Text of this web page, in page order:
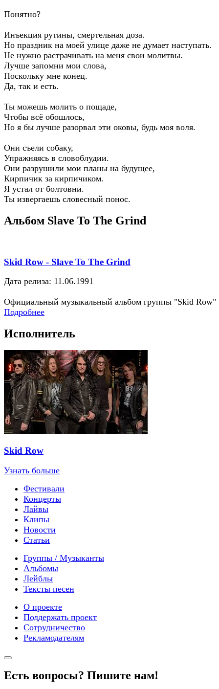
Понятно?
Инъекция рутины, смертельная доза.
Но праздник на моей улице даже не думает наступать.
Не нужно растрачивать на меня свои молитвы.
Лучше запомни мои слова,
Поскольку мне конец.
Да, так и есть.
Ты можешь молить о пощаде,
Чтобы всё обошлось,
Но я бы лучше разорвал эти оковы, будь моя воля.
Они съели собаку,
Упражняясь в словоблудии.
Они разрушили мои планы на будущее,
Кирпичик за кирпичиком.
Я устал от болтовни.
Ты извергаешь словесный понос.
Альбом Slave To The Grind
Skid Row - Slave To The Grind
Дата релиза: 11.06.1991
Официальный музыкальный альбом группы "Skid Row"
Подробнее
Исполнитель
Skid Row
Узнать больше
Фестивали
Концерты
Лайвы
Клипы
Новости
Статьи
Группы / Музыканты
Альбомы
Лейблы
Тексты песен
О проекте
Поддержать проект
Сотрудничество
Рекламодателям
Есть вопросы? Пишите нам!